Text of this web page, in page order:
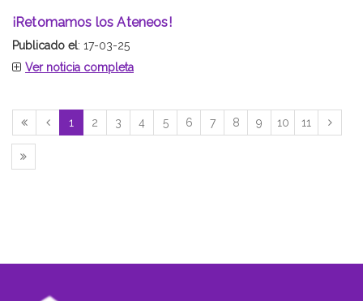
¡Retomamos los Ateneos!
Publicado el: 17-03-25
Ver noticia completa
1 2 3 4 5 6 7 8 9 10 11